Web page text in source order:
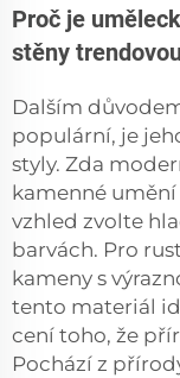
Proč je
stěny
Dalším
populární, je
styly. Zda
kamenné
vzhled zvolte
barvách. Pro
kameny s
tento materiál
cení toho, že
Pochází z